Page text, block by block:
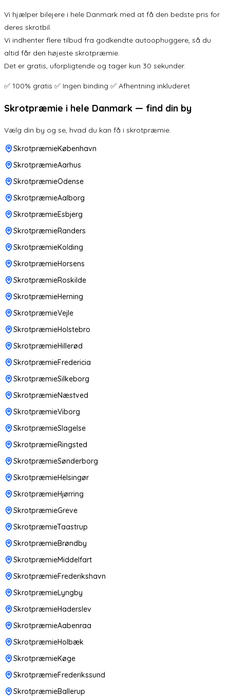
Vi hjælper bilejere i hele Danmark med at få den bedste pris for
deres skrotbil.
Vi indhenter flere tilbud fra godkendte autoophuggere, så du
altid får den højeste skrotpræmie.
Det er gratis, uforpligtende og tager kun 30 sekunder.
✅ 100% gratis ✅ Ingen binding ✅ Afhentning inkluderet
Skrotpræmie i hele Danmark — find din by
Vælg din by og se, hvad du kan få i skrotpræmie.
SkrotpræmieKøbenhavn
SkrotpræmieAarhus
SkrotpræmieOdense
SkrotpræmieAalborg
SkrotpræmieEsbjerg
SkrotpræmieRanders
SkrotpræmieKolding
SkrotpræmieHorsens
SkrotpræmieRoskilde
SkrotpræmieHerning
SkrotpræmieVejle
SkrotpræmieHolstebro
SkrotpræmieHillerød
SkrotpræmieFredericia
SkrotpræmieSilkeborg
SkrotpræmieNæstved
SkrotpræmieViborg
SkrotpræmieSlagelse
SkrotpræmieRingsted
SkrotpræmieSønderborg
SkrotpræmieHelsingør
SkrotpræmieHjørring
SkrotpræmieGreve
SkrotpræmieTaastrup
SkrotpræmieBrøndby
SkrotpræmieMiddelfart
SkrotpræmieFrederikshavn
SkrotpræmieLyngby
SkrotpræmieHaderslev
SkrotpræmieAabenraa
SkrotpræmieHolbæk
SkrotpræmieKøge
SkrotpræmieFrederikssund
SkrotpræmieBallerup